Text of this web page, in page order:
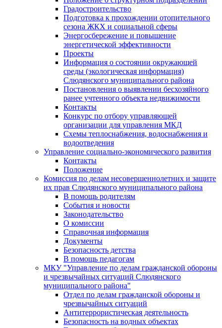
Градостроительство
Подготовка к прохождении отопительного
сезона ЖКХ и социальной сферы
Энергосбережение и повышение
энергетической эффективности
Проекты
Информация о состоянии окружающей
среды (экологическая информация)
Слюдянского муниципального района
Постановления о выявлении бесхозяйного
ранее учтенного объекта недвижимости
Контакты
Конкурс по отбору управляющей
организации для управления МКД
Схемы теплоснабжения, водоснабжения и
водоотведения
Управление социально-экономического развития
Контакты
Положение
Комиссия по делам несовершеннолетних и защите
их прав Слюдянского муниципального района
В помощь родителям
События и новости
Законодательство
О комиссии
Справочная информация
Документы
Безопасность детства
В помощь педагогам
МКУ "Управление по делам гражданской обороны
и чрезвычайных ситуаций Слюдянского
муниципального района"
Отдел по делам гражданской обороны и
чрезвычайных ситуаций
Антитеррористическая деятельность
Безопасность на водных объектах